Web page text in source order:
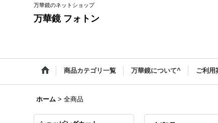
万華鏡のネットショップ
万華鏡 フォトン
商品カテゴリ一覧 万華鏡について^ ご利用
ホーム > 全商品